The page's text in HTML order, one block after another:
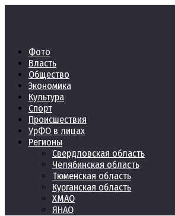
Фото
Власть
Общество
Экономика
Культура
Спорт
Происшествия
УрФО в лицах
Регионы
Свердловская область
Челябинская область
Тюменская область
Курганская область
ХМАО
ЯНАО